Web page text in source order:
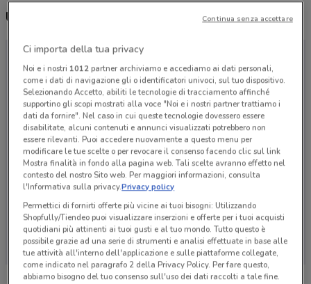
Ultime offerte del volantino Chili Cinema
Ci dispiace, al momento non abbiamo pubblicato
volantini nella tua zona. Riprova più tardi.
Ci importa della tua privacy
Noi e i nostri 1012partner archiviamo e accediamo ai dati personali,
come i dati di navigazione gli o identificatori univoci, sul tuo dispositivo.
Selezionando Accetto, abiliti le tecnologie di tracciamento affinché
supportino gli scopi mostrati alla voce "Noi e i nostri partner trattiamo i
dati da fornire". Nel caso in cui queste tecnologie dovessero essere
disabilitate, alcuni contenuti e annunci visualizzati potrebbero non
essere rilevanti. Puoi accedere nuovamente a questo menu per
modificare le tue scelte o per revocare il consenso facendo clic sul link
Mostra finalità in fondo alla pagina web. Tali scelte avranno effetto nel
contesto del nostro Sito web. Per maggiori informazioni, consulta
l'Informativa sulla privacy.Privacy policy
Permettici di fornirti offerte più vicine ai tuoi bisogni: Utilizzando
Shopfully/Tiendeo puoi visualizzare inserzioni e offerte per i tuoi acquisti
quotidiani più attinenti ai tuoi gusti e al tuo mondo. Tutto questo è
possibile grazie ad una serie di strumenti e analisi effettuate in base alle
tue attività all'interno dell'applicazione e sulle piattaforme collegate,
come indicato nel paragrafo 2 della Privacy Policy. Per fare questo,
abbiamo bisogno del tuo consenso sull'uso dei dati raccolti a tale fine.
Continua senza accettare